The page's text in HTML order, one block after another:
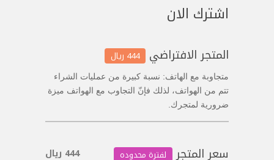
اشترك الان
المتجر الافتراضي 444 ريال
متجاوبة مع الهاتف: نسبة كبيرة من عمليات الشراء
تتم من الهواتف، لذلك فإنّ التجاوب مع الهواتف ميزة
ضرورية لمتجرك.
سعر المتجر لفترة محدوده 444 ريال